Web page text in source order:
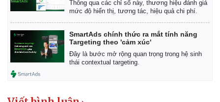
Thông qua các chỉ số này, thương hiệu đánh giá
mức độ hiển thị, tương tác, hiệu quả chi phí.
SmartAds chính thức ra mắt tính năng
Targeting theo 'cảm xúc'
Đây là bước mở rộng quan trọng trong hệ sinh
thái contextual targeting.